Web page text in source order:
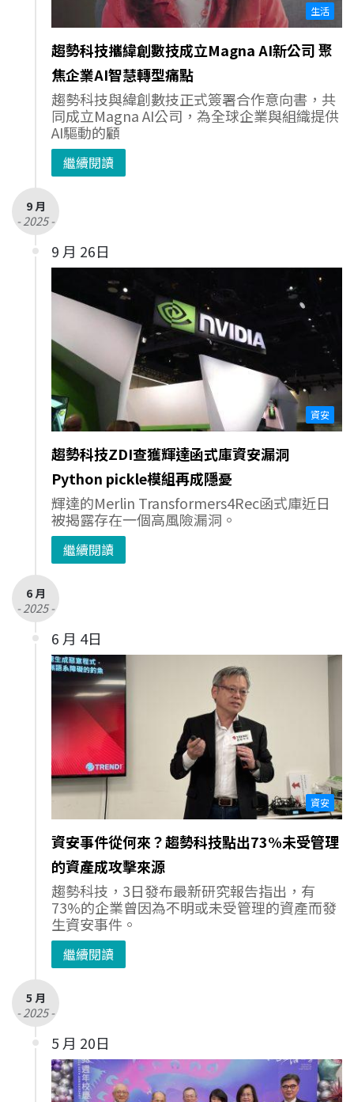
生活
趨勢科技攜緯創數技成立Magna AI新公司 聚
焦企業AI智慧轉型痛點
趨勢科技與緯創數技正式簽署合作意向書，共
同成立Magna AI公司，為全球企業與組織提供
AI驅動的顧
繼續閱讀
9 月
- 2025 -
9 月 26日
資安
趨勢科技ZDI查獲輝達函式庫資安漏洞
Python pickle模組再成隱憂
輝達的Merlin Transformers4Rec函式庫近日
被揭露存在一個高風險漏洞。
繼續閱讀
6 月
- 2025 -
6 月 4日
資安
資安事件從何來？趨勢科技點出73%未受管理
的資產成攻擊來源
趨勢科技，3日發布最新研究報告指出，有
73%的企業曾因為不明或未受管理的資產而發
生資安事件。
繼續閱讀
5 月
- 2025 -
5 月 20日